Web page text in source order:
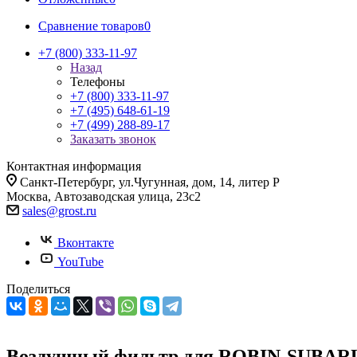
Сравнение товаров0
+7 (800) 333-11-97
Назад
Телефоны
+7 (800) 333-11-97
+7 (495) 648-61-19
+7 (499) 288-89-17
Заказать звонок
Контактная информация
Санкт-Петербург, ул.Чугунная, дом, 14, литер Р
Москва, Автозаводская улица, 23с2
sales@grost.ru
Вконтакте
YouTube
Поделиться